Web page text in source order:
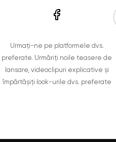
Urmați-ne pe platformele dvs.
preferate. Urmăriți noile teasere de
lansare, videoclipuri explicative și
împărtășiți look-urile dvs. preferate